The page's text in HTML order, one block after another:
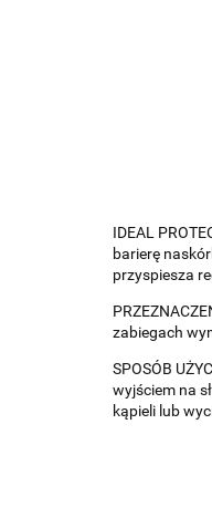
IDEAL
barierę
przyspiesza
zabiegach
SPOSÓB
wyjściem na
kąpieli lub